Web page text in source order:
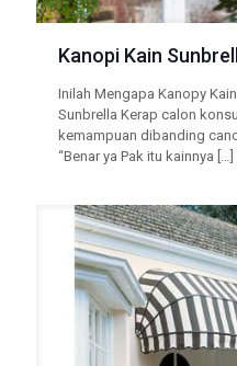
Kanopi Kain
Inilah Mengapa Kanopy
Sunbrella Kerap calon
kemampuan dibanding
“Benar ya Pak itu kainnya […]